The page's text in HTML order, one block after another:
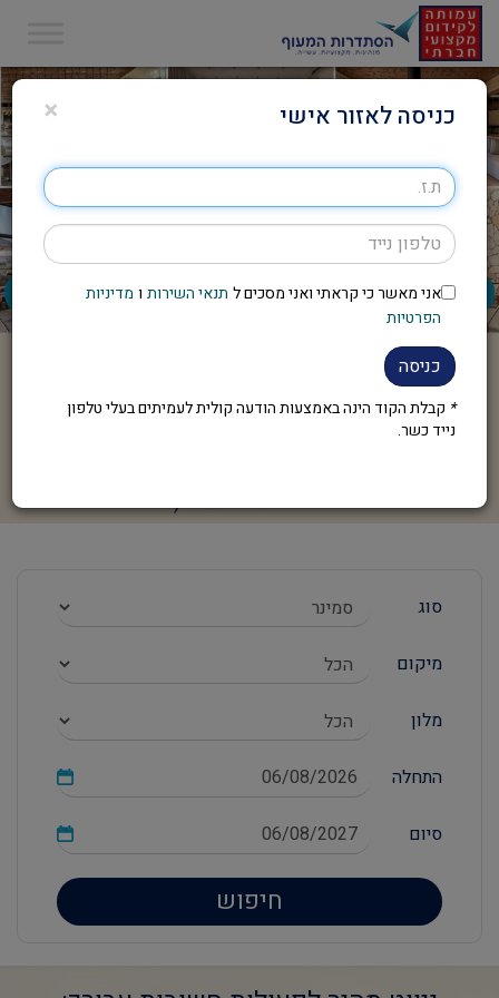
סוג
מיקום
מלון
התחלה
סיום
חיפוש
× כניסה לאזור אישי
אני מאשר כי קראתי ואני מסכים ל תנאי השירות ו מדיניות
הפרטיות
כניסה
* קבלת הקוד הינה באמצעות הודעה קולית לעמיתים בעלי טלפון
נייד כשר.